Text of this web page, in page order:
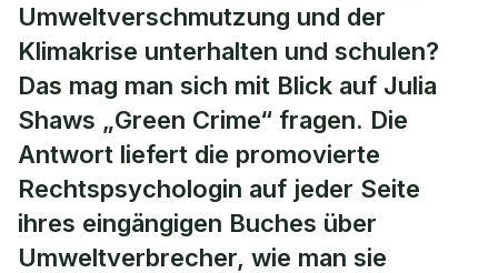
Umweltverschmutzung und der
Klimakrise unterhalten und schulen?
Das mag man sich mit Blick auf Julia
Shaws „Green Crime“ fragen. Die
Antwort liefert die promovierte
Rechtspsychologin auf jeder Seite
ihres eingängigen Buches über
Umweltverbrecher, wie man sie